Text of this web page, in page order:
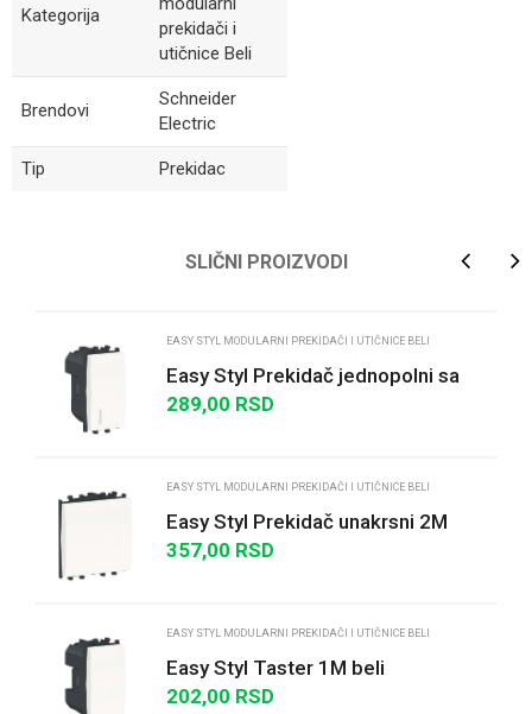
Kategorija
prekidači i
utičnice Beli
Brendovi
Schneider
Electric
Tip Prekidac
SLIČNI PROIZVODI
EASY STYL MODULARNI PREKIDAČI I UTIČNICE BELI
Easy Styl Prekidač jednopolni sa
indikatorskom lampicom 16A 1M
289,00 RSD
EASY STYL MODULARNI PREKIDAČI I UTIČNICE BELI
Easy Styl Prekidač unakrsni 2M
beli
357,00 RSD
EASY STYL MODULARNI PREKIDAČI I UTIČNICE BELI
Easy Styl Taster 1M beli
202,00 RSD